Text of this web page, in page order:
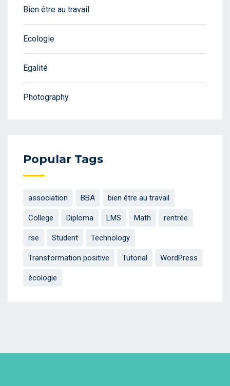
Bien être au travail
Ecologie
Egalité
Photography
Popular Tags
association BBA bien être au travail
College Diploma LMS Math rentrée
rse Student Technology
Transformation positive Tutorial WordPress
écologie